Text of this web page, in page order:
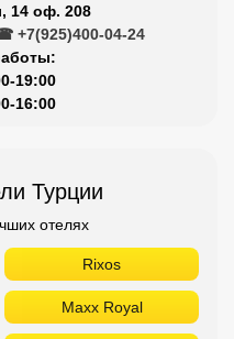
14 оф. 208
+7(925)400-04-24
19:00
16:00
Турции
отелях
Rixos
Maxx Royal